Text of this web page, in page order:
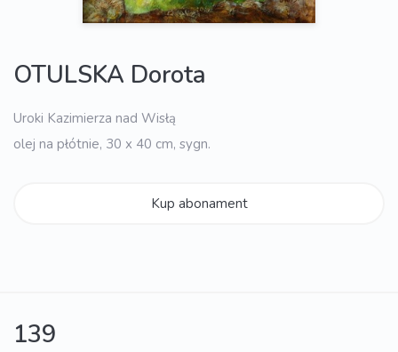
OTULSKA Dorota
Uroki Kazimierza nad Wisłą
olej na płótnie, 30 x 40 cm, sygn.
Kup abonament
139